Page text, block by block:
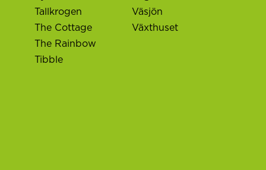
Tallkrogen
The Cottage
The Rainbow
Tibble
Väsjön
Växthuset